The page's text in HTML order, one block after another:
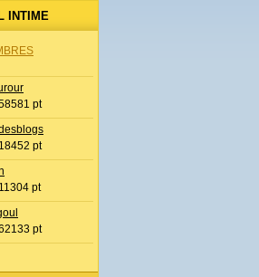
INTIME
pt
pt
pt
pt